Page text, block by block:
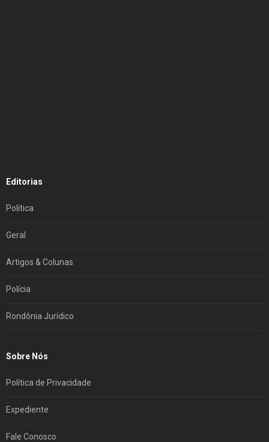
Editorias
Política
Geral
Artigos & Colunas
Polícia
Rondônia Jurídico
Sobre Nós
Política de Privacidade
Expediente
Fale Conosco